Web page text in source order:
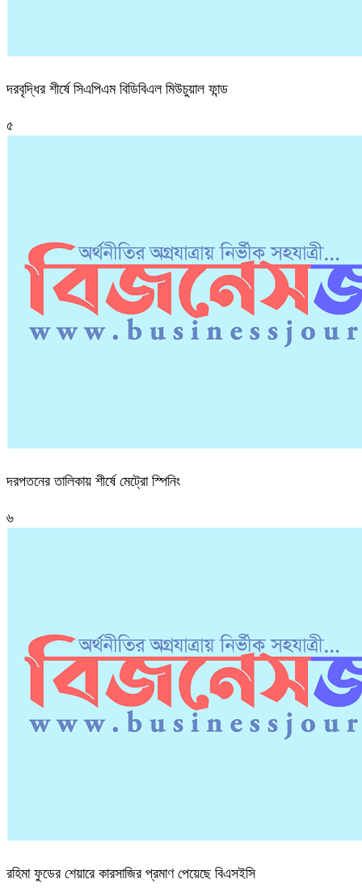
দরবৃদ্ধির শীর্ষে সিএপিএম বিডিবিএল মিউচুয়াল ফান্ড
৫
দরপতনের তালিকায় শীর্ষে মেট্রো স্পিনিং
৬
রহিমা ফুডের শেয়ারে কারসাজির প্রমাণ পেয়েছে বিএসইসি